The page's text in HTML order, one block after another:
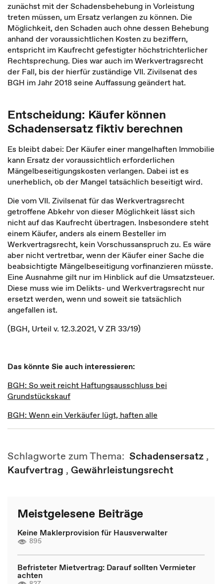
zunächst mit der Schadensbehebung in Vorleistung
treten müssen, um Ersatz verlangen zu können. Die
Möglichkeit, den Schaden auch ohne dessen Behebung
anhand der voraussichtlichen Kosten zu beziffern,
entspricht im Kaufrecht gefestigter höchstrichterlicher
Rechtsprechung. Dies war auch im Werkvertragsrecht
der Fall, bis der hierfür zuständige VII. Zivilsenat des
BGH im Jahr 2018 seine Auffassung geändert hat.
Entscheidung: Käufer können
Schadensersatz fiktiv berechnen
Es bleibt dabei: Der Käufer einer mangelhaften Immobilie
kann Ersatz der voraussichtlich erforderlichen
Mängelbeseitigungskosten verlangen. Dabei ist es
unerheblich, ob der Mangel tatsächlich beseitigt wird.
Die vom VII. Zivilsenat für das Werkvertragsrecht
getroffene Abkehr von dieser Möglichkeit lässt sich
nicht auf das Kaufrecht übertragen. Insbesondere steht
einem Käufer, anders als einem Besteller im
Werkvertragsrecht, kein Vorschussanspruch zu. Es wäre
aber nicht vertretbar, wenn der Käufer einer Sache die
beabsichtigte Mängelbeseitigung vorfinanzieren müsste.
Eine Ausnahme gilt nur im Hinblick auf die Umsatzsteuer.
Diese muss wie im Delikts- und Werkvertragsrecht nur
ersetzt werden, wenn und soweit sie tatsächlich
angefallen ist.
(BGH, Urteil v. 12.3.2021, V ZR 33/19)
Das könnte Sie auch interessieren:
BGH: So weit reicht Haftungsausschluss bei
Grundstückskauf
BGH: Wenn ein Verkäufer lügt, haften alle
Schlagworte zum Thema: Schadensersatz ,
Kaufvertrag , Gewährleistungsrecht
Meistgelesene Beiträge
Keine Maklerprovision für Hausverwalter
895
Befristeter Mietvertrag: Darauf sollten Vermieter
achten